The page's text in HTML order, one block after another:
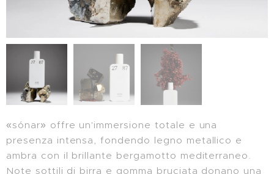
«sónar» offre un'immersione totale e una
presenza intensa, fondendo legno metallico e
ambra con il brillante bergamotto mediterraneo.
Note sottili di birra e gomma bruciata donano una